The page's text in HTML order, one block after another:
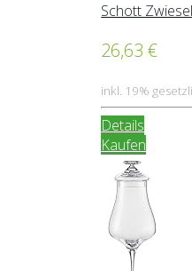
Schott
26,63 €
inkl. 19%
Details
Kaufen